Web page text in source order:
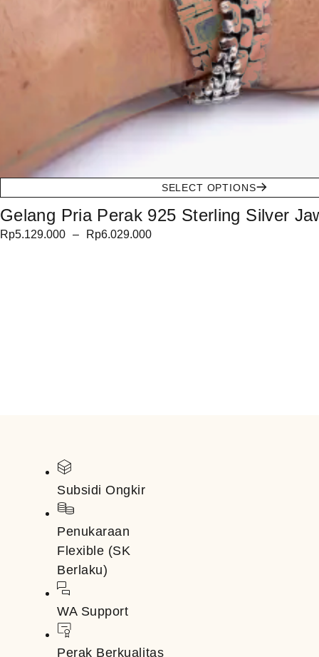
SELECT OPTIONS
Gelang Pria Perak 925 Sterling Silver
Rp5.129.000 – Rp6.029.000
Subsidi Ongkir
Penukaraan
Flexible (SK
Berlaku)
WA Support
Perak Berkualitas